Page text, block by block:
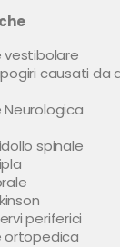
vestibolare
causati da
Neurologica
spinale
periferici
ortopedica